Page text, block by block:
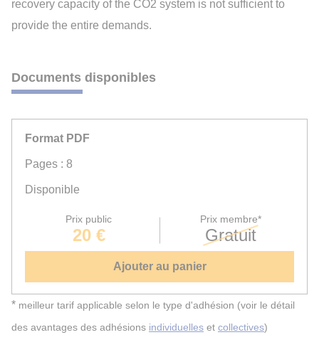
recovery capacity of the CO2 system is not sufficient to
provide the entire demands.
Documents disponibles
Format PDF
Pages : 8
Disponible
Prix public
20 €
Prix membre*
Gratuit
Ajouter au panier
* meilleur tarif applicable selon le type d'adhésion (voir le détail
des avantages des adhésions individuelles et collectives)